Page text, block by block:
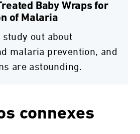
Baby Wraps for
of Malaria
study out about
malaria prevention, and
are astounding.
connexes